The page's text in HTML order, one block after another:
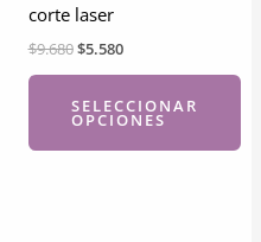
corte laser
$9.680El
era:
$9.680.
$5.580El
es:
$5.580.
SELECCIONAR
OPCIONES